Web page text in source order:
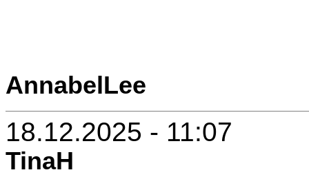
AnnabelLee
18.12.2025 - 11:07
TinaH